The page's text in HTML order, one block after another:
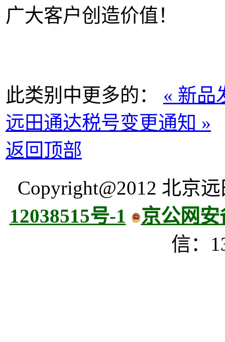
广大客户创造价值！
此类别中更多的：
« 新品
远田通达税号变更通知 »
返回顶部
Copyright@2012 北京
12038515号-1
京公网安
信：